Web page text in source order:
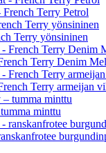
French Terry Petrol
Terry yönsininen
Terry Denim
Terry armeijan
minttu